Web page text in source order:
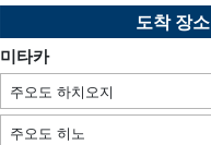
도착 장소
미타카
주오도 하치오지
주오도 히노